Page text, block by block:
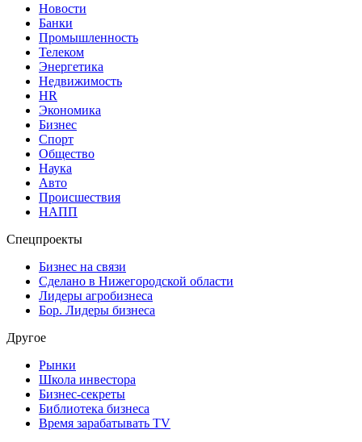
Новости
Банки
Промышленность
Телеком
Энергетика
Недвижимость
HR
Экономика
Бизнес
Спорт
Общество
Наука
Авто
Происшествия
НАПП
Спецпроекты
Бизнес на связи
Сделано в Нижегородской области
Лидеры агробизнеса
Бор. Лидеры бизнеса
Другое
Рынки
Школа инвестора
Бизнес-секреты
Библиотека бизнеса
Время зарабатывать TV